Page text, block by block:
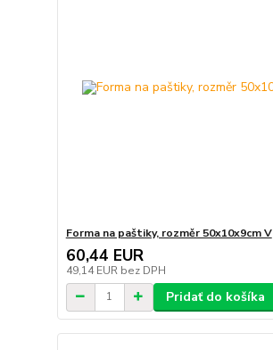
Forma na paštiky, rozměr 50x10x9cm V
60,44 EUR
49,14 EUR bez DPH
Pridať do košíka